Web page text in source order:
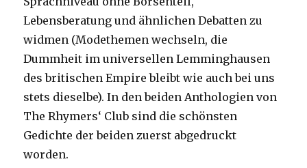
Lebensberatung und ähnlichen Debatten zu
widmen (Modethemen wechseln, die
Dummheit im universellen Lemminghausen
des britischen Empire bleibt wie auch bei uns
stets dieselbe). In den beiden Anthologien von
The Rhymers‘ Club sind die schönsten
Gedichte der beiden zuerst abgedruckt
worden.